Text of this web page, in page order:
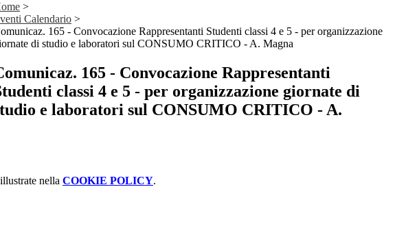
>
Calendario >
165 - Convocazione Rappresentanti Studenti classi 4 e 5 - per organizzazione
di studio e laboratori sul CONSUMO CRITICO - A. Magna
165 - Convocazione Rappresentanti
classi 4 e 5 - per organizzazione giornate di
e laboratori sul CONSUMO CRITICO - A.
nella COOKIE POLICY.